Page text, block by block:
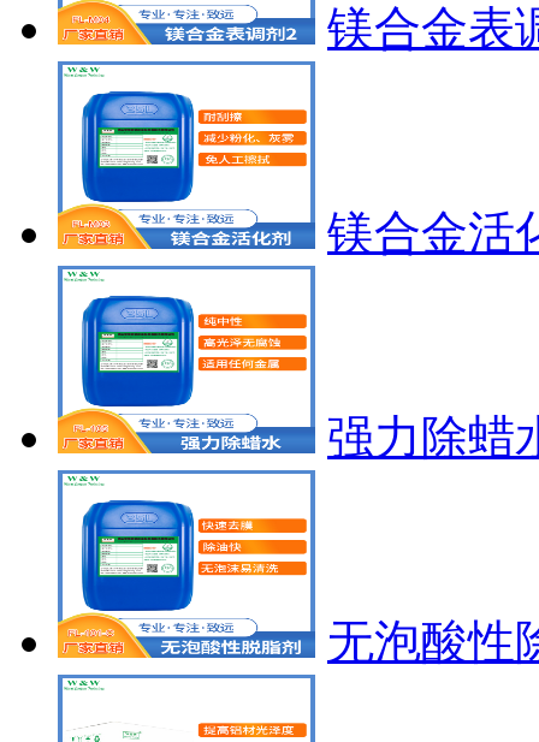
镁合金表
镁合金活
强力除蜡
无泡酸性